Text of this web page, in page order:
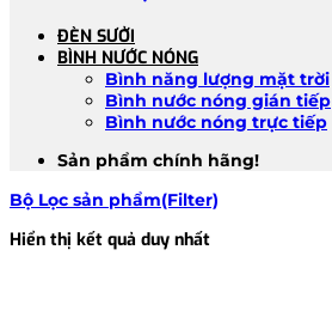
ĐÈN SƯỞI
BÌNH NƯỚC NÓNG
Bình năng lượng mặt trời
Bình nước nóng gián tiếp
Bình nước nóng trực tiếp
Sản phẩm chính hãng!
Bộ Lọc sản phẩm(Filter)
Hiển thị kết quả duy nhất